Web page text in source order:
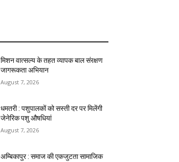
मिशन वात्सल्य के तहत व्यापक बाल संरक्षण
जागरूकता अभियान
August 7, 2026
धमतरी : पशुपालकों को सस्ती दर पर मिलेंगी
जेनेरिक पशु औषधियां
August 7, 2026
अम्बिकापुर : समाज की एकजुटता सामाजिक